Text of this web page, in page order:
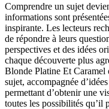
Comprendre un sujet
informations sont
inspirante. Les lecteurs
de répondre à leurs
perspectives et des idées
chaque découverte plus
Blonde Platine Et
sujet, accompagnée
permettant d’obtenir une
toutes les possibilités qu’il